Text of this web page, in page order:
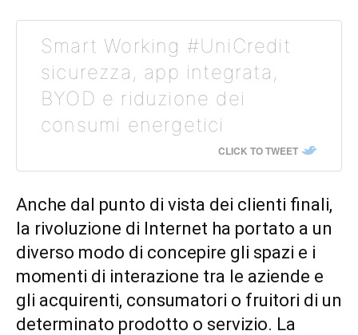
Smart Working #UniCredit
sicurezza, app integrata,
BYOD e riduzione dei
consumi energetici
CLICK TO TWEET
Anche dal punto di vista dei clienti finali,
la rivoluzione di Internet ha portato a un
diverso modo di concepire gli spazi e i
momenti di interazione tra le aziende e
gli acquirenti, consumatori o fruitori di un
determinato prodotto o servizio. La